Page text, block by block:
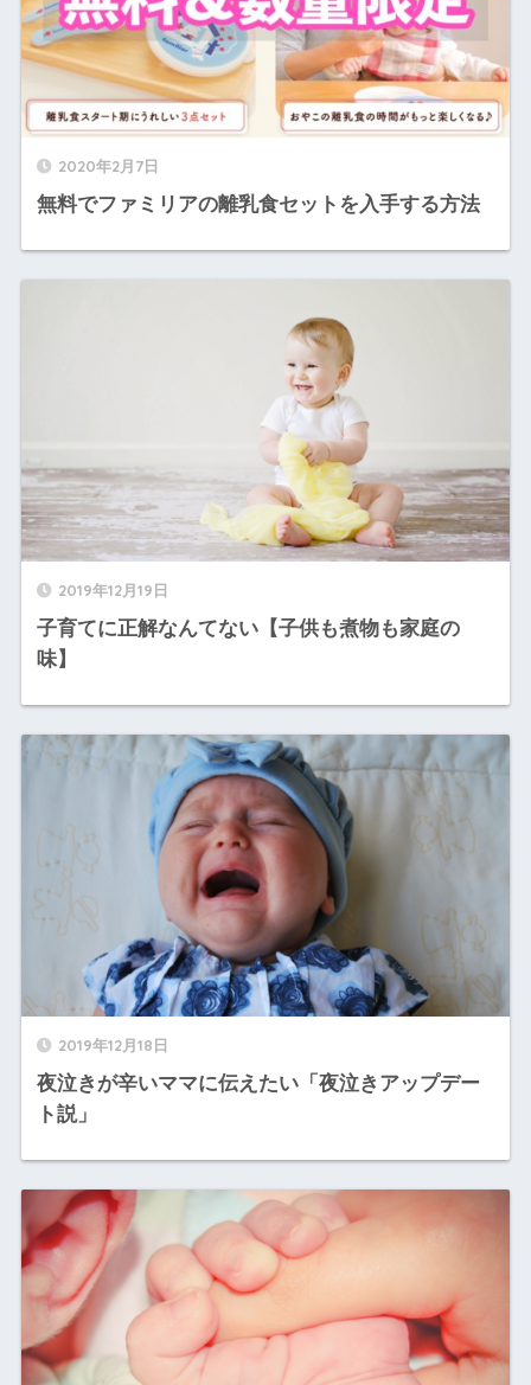
2020年2月7日
無料でファミリアの離乳食セットを入手する方法
2019年12月19日
子育てに正解なんてない【子供も煮物も家庭の
味】
2019年12月18日
夜泣きが辛いママに伝えたい「夜泣きアップデー
ト説」